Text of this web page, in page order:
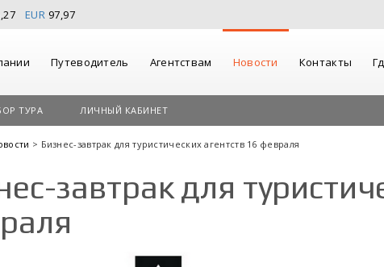
EUR 97,97
Путеводитель Агентствам Новости Контакты
ТУРА ЛИЧНЫЙ КАБИНЕТ
> Бизнес-завтрак для туристических агентств 16 февраля
завтрак для